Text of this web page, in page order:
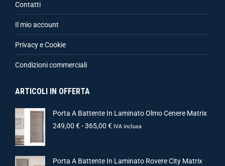
Contatti
Il mio account
Privacy e Cookie
Condizioni commerciali
ARTICOLI IN OFFERTA
Porta A Battente In Laminato Olmo Cenere Matrix
249,00 €-365,00 € IVA inclusa
Porta A Battente In Laminato Rovere City Matrix